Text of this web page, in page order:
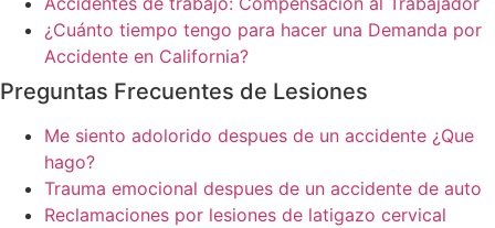
¿Cuánto tiempo tengo para hacer una Demanda por
Accidente en California?
Preguntas Frecuentes de Lesiones
Me siento adolorido despues de un accidente ¿Que
hago?
Trauma emocional despues de un accidente de auto
Reclamaciones por lesiones de latigazo cervical